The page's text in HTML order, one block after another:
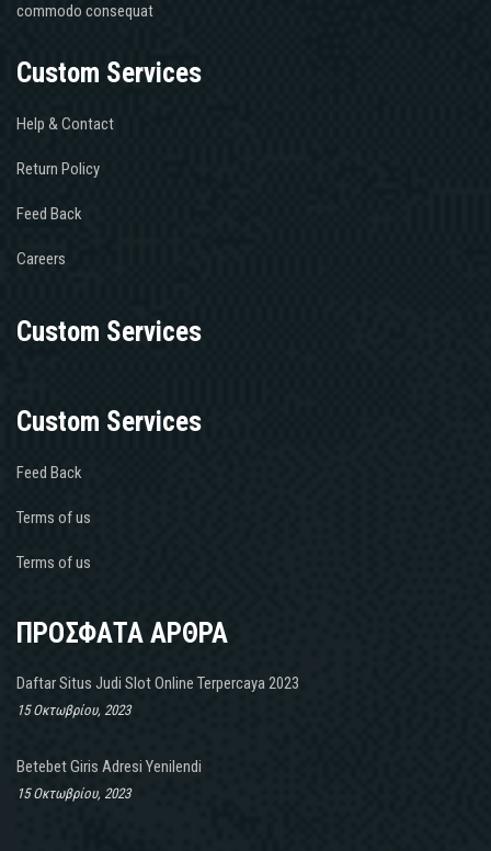
commodo consequat
Custom Services
Help & Contact
Return Policy
Feed Back
Careers
Custom Services
Custom Services
Feed Back
Terms of us
Terms of us
ΠΡΟΣΦΑΤΑ ΑΡΘΡΑ
Daftar Situs Judi Slot Online Terpercaya 2023
15 Οκτωβρίου, 2023
Betebet Giris Adresi Yenilendi
15 Οκτωβρίου, 2023